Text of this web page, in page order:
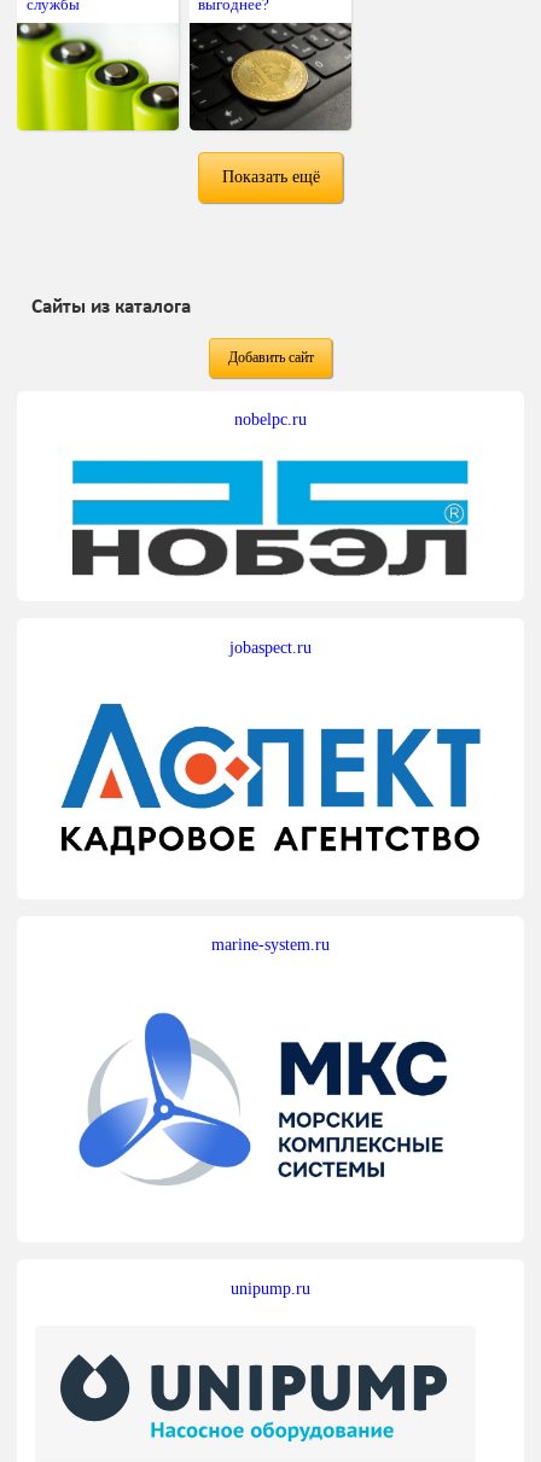
службы выгоднее?
Показать ещё
Сайты из каталога
Добавить сайт
nobelpc.ru
jobaspect.ru
marine-system.ru
unipump.ru